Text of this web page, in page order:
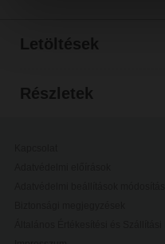
Részletek